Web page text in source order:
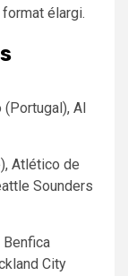
élargi.
Al
Atlético de
Sounders
Benfica
City